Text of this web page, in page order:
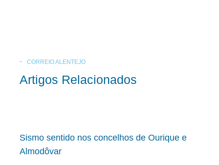
CORREIO ALENTEJO
Artigos Relacionados
Sismo sentido nos concelhos de Ourique e
Almodôvar